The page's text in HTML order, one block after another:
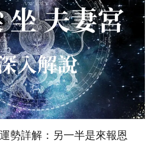
勢詳解：另一半是來報恩